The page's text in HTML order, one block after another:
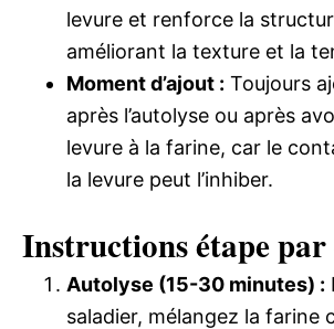
levure et renforce la
améliorant la texture et la
Moment d’ajout : Toujours
après l’autolyse ou après
levure à la farine, car le
la levure peut l’inhiber.
Instructions étape par
Autolyse (15-30 minutes) :
saladier, mélangez la farine